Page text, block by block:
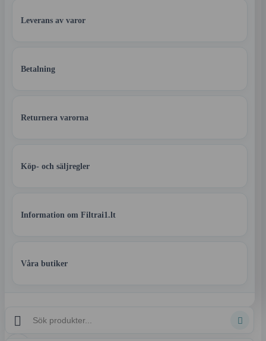
Leverans av varor
Betalning
Returnera varorna
Köp- och säljregler
Information om Filtrai1.lt
Våra butiker
 